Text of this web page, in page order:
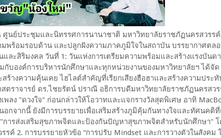
ศูนย์ประชุมและนิทรรศการนานาชาติ มหาวิทยาลัยราชภัฏนครสวรรค์
มพร้อมรอบด้าน และปลูกฝังความภาคภูมิใจในสถาบัน บรรยากาศตล
ละสิริมงคล วันที่ 1: วันแห่งการเตรียมความพร้อมและสร้างแรงบันด
บองค์การบริหารนักศึกษาและทุกหน่วยงานของมหาวิทยาลัยฯ ได้จัด
ร้างความคุ้นเคย ไฮไลต์สำคัญที่เรียกเสียงฮือฮาและสร้างความประทั
สตราจารย์ ดร.ไชยรัตน์ ปราณี อธิการบดีมหาวิทยาลัยราชภัฏนครสว
พลง "ดวงใจ" ก่อนกล่าวให้โอวาทและแจกรางวัลสุดพิเศษ อาทิ
อกจากนี้ ยังมีการบรรยายเพื่อเสริมสร้างภูมิคุ้มกันทางใจและทัศนคติ
การส่งเสริมสุขภาพจิตและป้องกันปัญหาสุขภาพจิตสำหรับนักศึกษา"
ค์ 2. การบรรยายหัวข้อ “การปรับ Mindset และการวางตัวในสังคม